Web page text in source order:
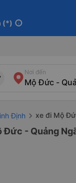
(*) info
Nơi đến
Định xe đi Mộ
Đức - Quảng